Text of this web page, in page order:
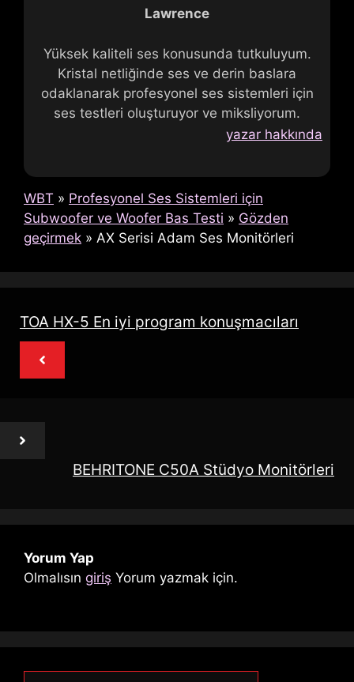
Lawrence
Yüksek kaliteli ses konusunda tutkuluyum.
Kristal netliğinde ses ve derin baslara
odaklanarak profesyonel ses sistemleri için
ses testleri oluşturuyor ve miksliyorum.
yazar hakkında
WBT » Profesyonel Ses Sistemleri için
Subwoofer ve Woofer Bas Testi » Gözden
geçirmek » AX Serisi Adam Ses Monitörleri
TOA HX-5 En iyi program konuşmacıları
BEHRITONE C50A Stüdyo Monitörleri
Yorum Yap
Olmalısın giriş Yorum yazmak için.